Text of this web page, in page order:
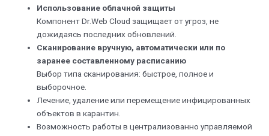
Использование облачной защиты
Компонент Dr.Web Cloud защищает от угроз, не
дожидаясь последних обновлений.
Сканирование вручную, автоматически или по
заранее составленному расписанию
Выбор типа сканирования: быстрое, полное и
выборочное.
Лечение, удаление или перемещение инфицированных
объектов в карантин.
Возможность работы в централизованно управляемой